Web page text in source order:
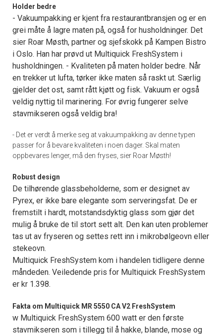
Holder bedre
- Vakuumpakking er kjent fra restaurantbransjen og er en
grei måte å lagre maten på, også for husholdninger. Det
sier Roar Møsth, partner og sjefskokk på Kampen Bistro
i Oslo. Han har prøvd ut Multiquick FreshSystem i
husholdningen. - Kvaliteten på maten holder bedre. Når
en trekker ut lufta, tørker ikke maten så raskt ut. Særlig
gjelder det ost, samt rått kjøtt og fisk. Vakuum er også
veldig nyttig til marinering. For øvrig fungerer selve
stavmikseren også veldig bra!
- Det er verdt å merke seg at vakuumpakking av denne typen
passer for å bevare kvaliteten i noen dager. Skal maten
oppbevares lenger, må den fryses, sier Roar Møsth!
Robust design
De tilhørende glassbeholderne, som er designet av
Pyrex, er ikke bare elegante som serveringsfat. De er
fremstilt i hardt, motstandsdyktig glass som gjør det
mulig å bruke de til stort sett alt. Den kan uten problemer
tas ut av fryseren og settes rett inn i mikrobølgeovn eller
stekeovn.
Multiquick FreshSystem kom i handelen tidligere denne
måndeden. Veiledende pris for Multiquick FreshSystem
er kr 1.398.
Fakta om Multiquick MR 5550 CA V2 FreshSystem
w Multiquick FreshSystem 600 watt er den første
stavmikseren som i tillegg til å hakke, blande, mose og